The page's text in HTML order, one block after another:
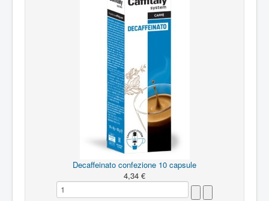
Decaffeinato confezione 10 capsule
4,34 €